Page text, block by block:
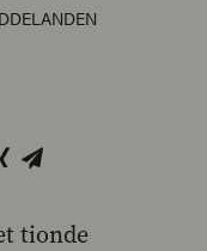
tionde